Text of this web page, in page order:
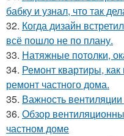
бабку и узнал, что так
32. Когда дизайн
всё пошло не по плану.
33. Натяжные потолки,
34. Ремонт квартиры,
ремонт частного дома.
35. Важность
36. Обзор
частном доме